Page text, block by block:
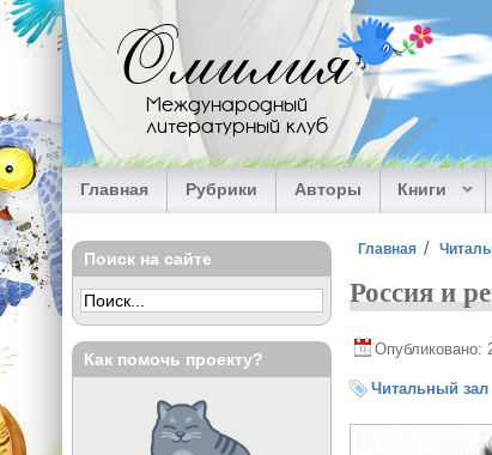
Перейти к основному содержанию
Омилия
Международный
литературный клуб
Главная Рубрики Авторы Книги
Вы здесь
Главная
Россия и
Опубликовано:
Читальный зал
Поиск на сайте
Как помочь проекту?